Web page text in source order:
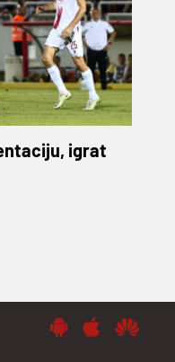
igrat